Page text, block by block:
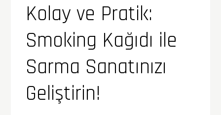
Kolay ve Pratik:
Smoking Kağıdı ile
Sarma Sanatınızı
Geliştirin!